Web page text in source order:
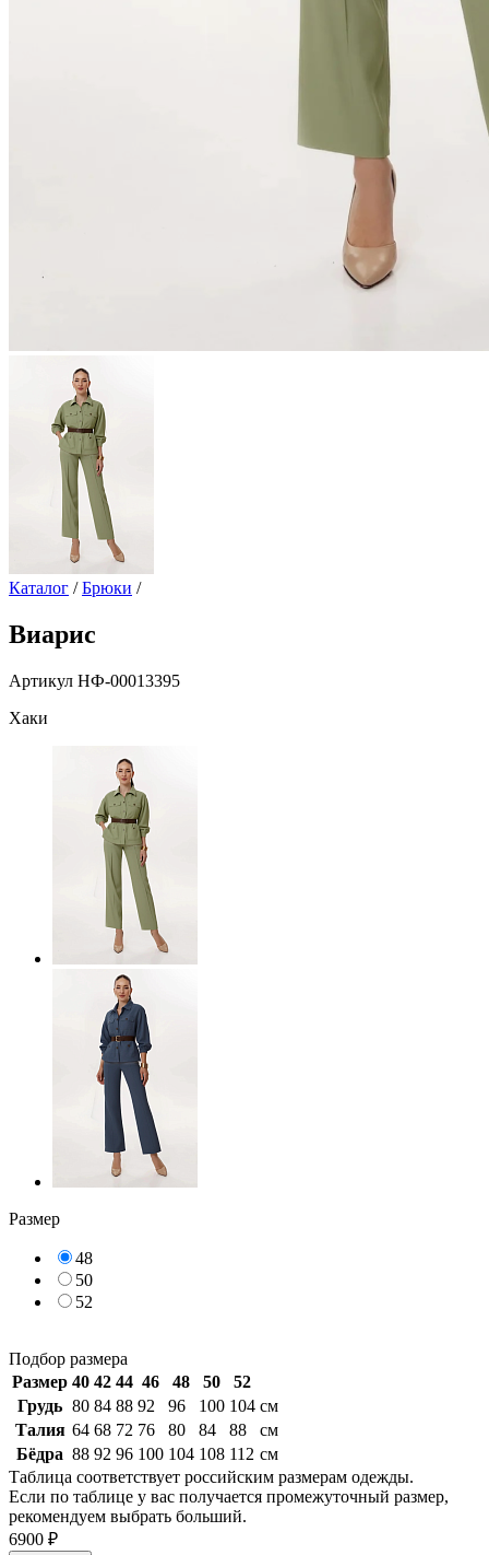
Каталог / Брюки /
Виарис
Артикул НФ-00013395
Хаки
Размер
48
50
52
Подбор размера
Размер 40 42 44 46 48 50
52
Грудь 80 84 88 92 96 100 104 см
Талия 64 68 72 76 80 84 88
см
Бёдра 88 92 96 100 104 108 112 см
Таблица соответствует российским размерам одежды.
Если по таблице у вас получается промежуточный размер,
рекомендуем выбрать больший.
6900 ₽